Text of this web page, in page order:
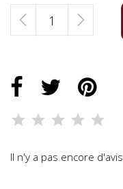
Il n'y a pas encore d'avis.